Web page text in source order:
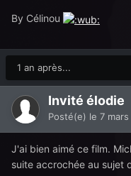
By Célinou
1 an après...
Invité élodie
Posté(e) le 7
J'ai bien aimé ce film.
suite accrochée au sujet